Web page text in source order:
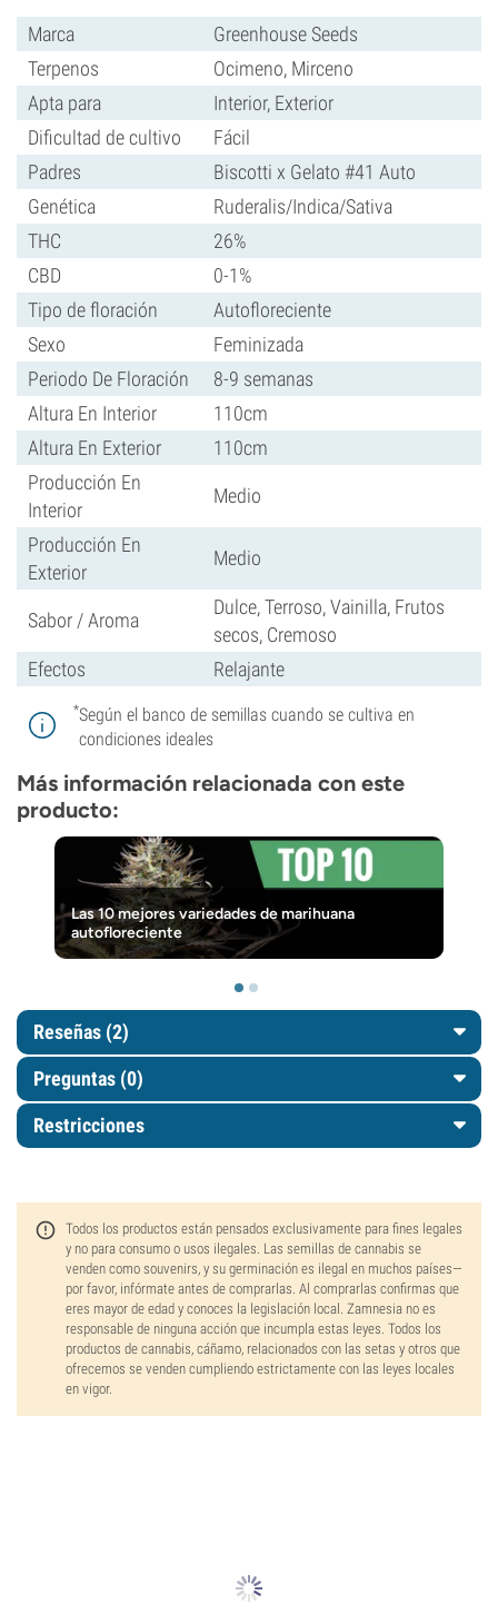
Marca
Greenhouse Seeds
Terpenos
Ocimeno, Mirceno
Apta para
Interior, Exterior
Dificultad de cultivo
Fácil
Padres
Biscotti x Gelato #41 Auto
Genética
Ruderalis/Indica/Sativa
THC
26%
CBD
0-1%
Tipo de floración
Autofloreciente
Sexo
Feminizada
Periodo De Floración
8-9 semanas
Altura En Interior
110cm
Altura En Exterior
110cm
Producción En
Interior
Medio
Producción En
Exterior
Medio
Sabor / Aroma
Dulce, Terroso, Vainilla, Frutos
secos, Cremoso
Efectos
Relajante
*Según el banco de semillas cuando se cultiva en
condiciones ideales
Más información relacionada con este
producto:
Las 10 mejores variedades de marihuana
autofloreciente
Reseñas (2)
Preguntas (0)
Restricciones
Todos los productos están pensados exclusivamente para fines legales
y no para consumo o usos ilegales. Las semillas de cannabis se
venden como souvenirs, y su germinación es ilegal en muchos países—
por favor, infórmate antes de comprarlas. Al comprarlas confirmas que
eres mayor de edad y conoces la legislación local. Zamnesia no es
responsable de ninguna acción que incumpla estas leyes. Todos los
productos de cannabis, cáñamo, relacionados con las setas y otros que
ofrecemos se venden cumpliendo estrictamente con las leyes locales
en vigor.